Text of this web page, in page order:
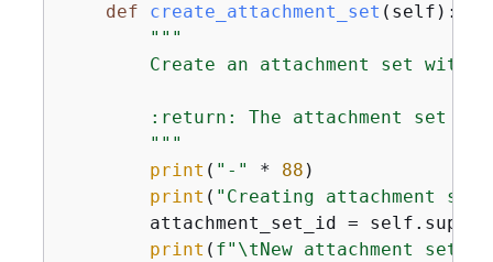
def create_attachment_set ( self ):
"""
Create an attachment set with
:return: The attachment set ID
        """
print ( "-" * 88 )
print ( "Creating attachment
attachment_set_id =
print ( f"\tNew attachment set